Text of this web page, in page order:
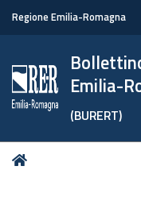
Regione Emilia-Romagna
Emilia-
(BURERT)
Tu